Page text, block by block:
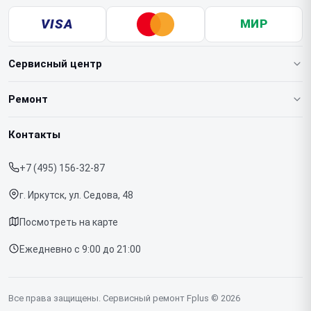
VISA МИР
Сервисный центр
О нашем сервисе
Срочный ремонт
Доставка и способы оплаты
Диагностика
Контакты
Ремонт
Ноутбуков
Контакты
+7 (495) 156-32-87
г. Иркутск, ул. Седова, 48
Посмотреть на карте
Ежедневно с 9:00 до 21:00
Все права защищены. Сервисный ремонт Fplus © 2026